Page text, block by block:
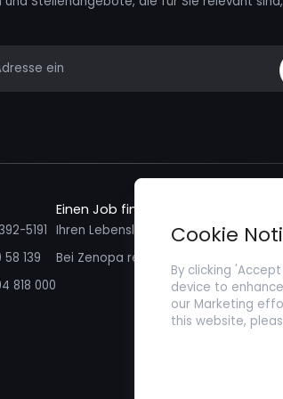
5191
139
818 000
Einen Job finden
Ihren Lebenslauf einreichen
Bei Zenopa registrieren
Ich
Cookie
By clicking
device to
our Marketing
this website,